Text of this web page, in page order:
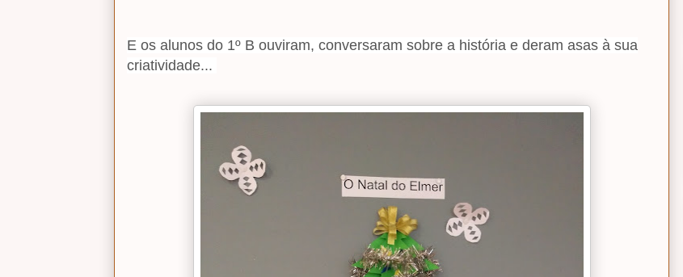
E os alunos do 1º B ouviram, conversaram sobre a história e deram asas à sua
criatividade...